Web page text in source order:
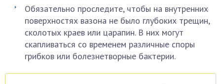
Обязательно проследите, чтобы на внутренних
поверхностях вазона не было глубоких трещин,
сколотых краев или царапин. В них могут
скапливаться со временем различные споры
грибков или болезнетворные бактерии.